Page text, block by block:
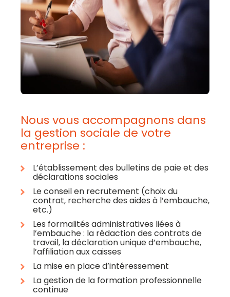
Nous vous accompagnons dans
la gestion sociale de votre
entreprise :
L’établissement des bulletins de paie et des
déclarations sociales
Le conseil en recrutement (choix du
contrat, recherche des aides à l’embauche,
etc.)
Les formalités administratives liées à
l’embauche : la rédaction des contrats de
travail, la déclaration unique d’embauche,
l’affiliation aux caisses
La mise en place d’intéressement
La gestion de la formation professionnelle
continue